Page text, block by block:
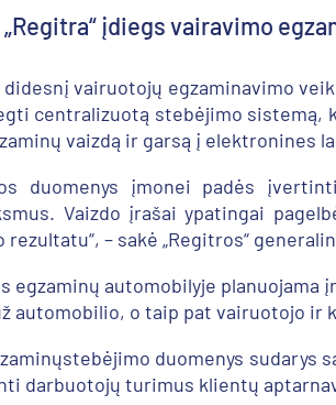
įdiegs vairavimo
vairuotojų egzaminavimo
centralizuotą stebėjimo sistemą,
vaizdą ir garsą į elektronines
duomenys įmonei padės
Vaizdo įrašai ypatingai
rezultatu“, – sakė „Regitros“
egzaminų automobilyje
automobilio, o taip pat vairuotojo ir
duomenys sudarys
darbuotojų turimus klientų